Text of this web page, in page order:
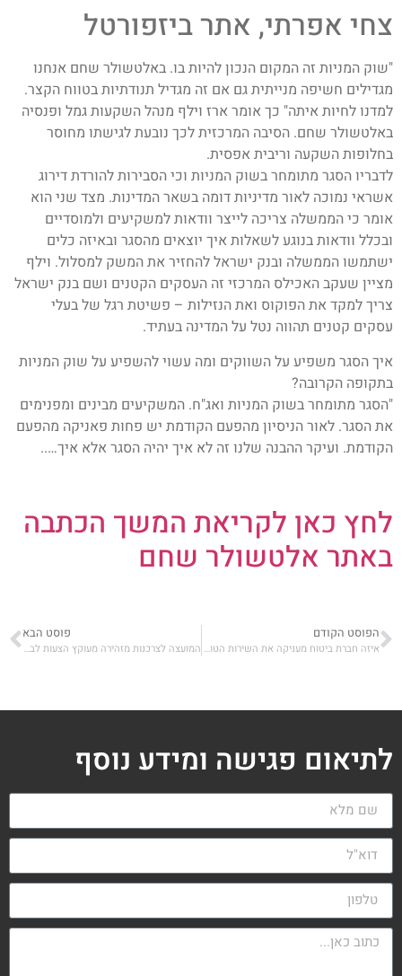
צחי אפרתי, אתר ביזפורטל
"שוק המניות זה המקום הנכון להיות בו. באלטשולר שחם אנחנו
מגדילים חשיפה מנייתית גם אם זה מגדיל תנודתיות בטווח הקצר.
למדנו לחיות איתה" כך אומר ארז וילף מנהל השקעות גמל ופנסיה
באלטשולר שחם. הסיבה המרכזית לכך נובעת לגישתו מחוסר
בחלופות השקעה וריבית אפסית.
לדבריו הסגר מתומחר בשוק המניות וכי הסבירות להורדת דירוג
אשראי נמוכה לאור מדיניות דומה בשאר המדינות. מצד שני הוא
אומר כי הממשלה צריכה לייצר וודאות למשקיעים ולמוסדיים
ובכלל וודאות בנוגע לשאלות איך יוצאים מהסגר ובאיזה כלים
ישתמשו הממשלה ובנק ישראל להחזיר את המשק למסלול. וילף
מציין שעקב האכילס המרכזי זה העסקים הקטנים ושם בנק ישראל
צריך למקד את הפוקוס ואת הנזילות – פשיטת רגל של בעלי
עסקים קטנים תהווה נטל על המדינה בעתיד.
איך הסגר משפיע על השווקים ומה עשוי להשפיע על שוק המניות
בתקופה הקרובה?
"הסגר מתומחר בשוק המניות ואג"ח. המשקיעים מבינים ומפנימים
את הסגר. לאור הניסיון מהפעם הקודמת יש פחות פאניקה מהפעם
הקודמת. ועיקר ההבנה שלנו זה לא איך יהיה הסגר אלא איך…..
לחץ כאן לקריאת המשך הכתבה
באתר אלטשולר שחם
הפוסט הקודם
איזה חברת ביטוח מעניקה את השירות הטוב ביותר?
פוסט הבא
המועצה לצרכנות מזהירה מעוקץ הצעות לביטוחים רפואיים
לתיאום פגישה ומידע נוסף